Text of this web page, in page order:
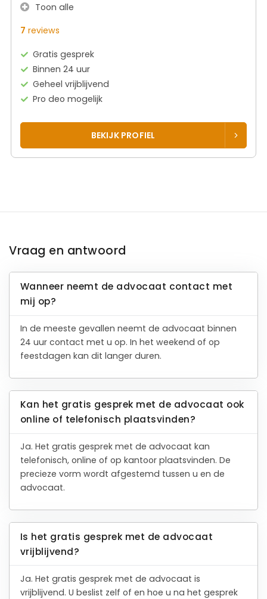
Toon alle
7 reviews
Gratis gesprek
Binnen 24 uur
Geheel vrijblijvend
Pro deo mogelijk
BEKIJK PROFIEL
Vraag en antwoord
Wanneer neemt de advocaat contact met
mij op?
In de meeste gevallen neemt de advocaat binnen
24 uur contact met u op. In het weekend of op
feestdagen kan dit langer duren.
Kan het gratis gesprek met de advocaat ook
online of telefonisch plaatsvinden?
Ja. Het gratis gesprek met de advocaat kan
telefonisch, online of op kantoor plaatsvinden. De
precieze vorm wordt afgestemd tussen u en de
advocaat.
Is het gratis gesprek met de advocaat
vrijblijvend?
Ja. Het gratis gesprek met de advocaat is
vrijblijvend. U beslist zelf of en hoe u na het gesprek